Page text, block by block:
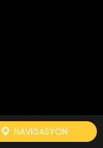
NAVIGASYON